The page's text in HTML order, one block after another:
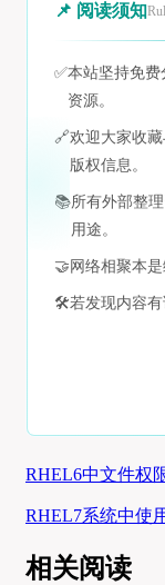
📌 阅读须知
✅本站坚持免
资源。
🔗欢迎大家收
版权信息。
📚所有外部整
用途。
🤝 网络相聚本
🛠️若发现内容
RHEL6中文件权
RHEL7系统中使
相关阅读